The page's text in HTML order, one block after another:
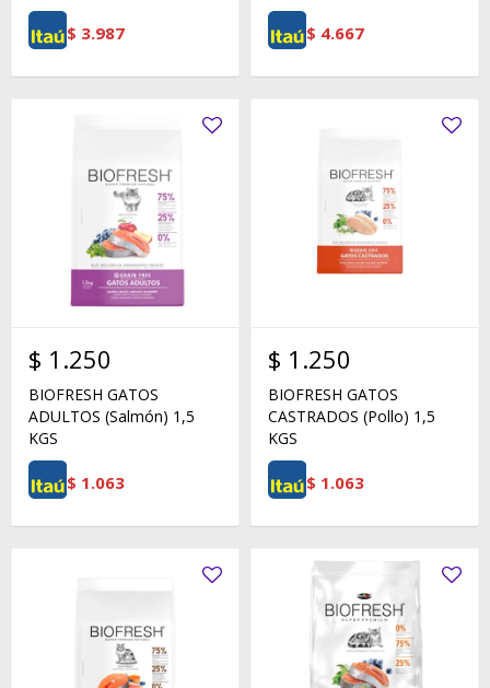
$ 3.987 $ 4.667
$ 1.250
BIOFRESH GATOS
ADULTOS (Salmón) 1,5
KGS
$ 1.063
$ 1.250
BIOFRESH GATOS
CASTRADOS (Pollo) 1,5
KGS
$ 1.063